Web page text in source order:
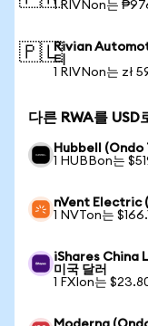
1 RIVNon는
🇵🇱Rivian
티
1 RIVNon는 zł
다른 RWA를 USD
Hubbell (Ondo
1 HUBBon는
nVent Electric
1 NVTon는
iShares China
미국 달러
1 FXIon는